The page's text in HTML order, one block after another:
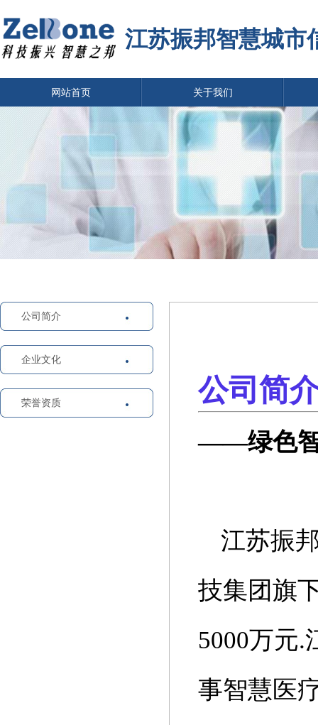
江苏振邦智慧城市
网站首页 关于我们
公司简介
企业文化
荣誉资质 公司简
——绿色
江苏振
技集团旗
5000万元.
事智慧医